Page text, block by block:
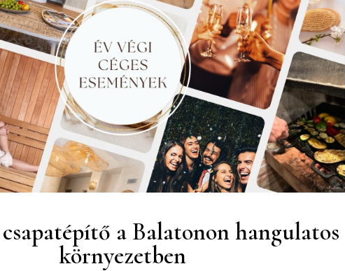
csapatépítő a Balatonon hangulatos
környezetben